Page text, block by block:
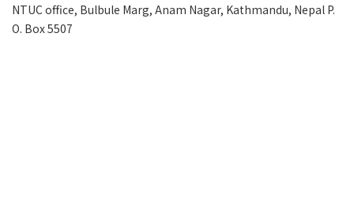
NTUC office, Bulbule Marg, Anam Nagar, Kathmandu, Nepal P.
O. Box 5507